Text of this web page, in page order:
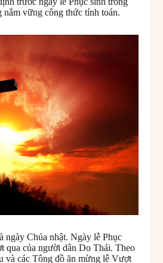
nắm vững công thức tính toán.
ngày Chúa nhật. Ngày lễ Phục
qua của người dân Do Thái. Theo
các Tông đồ ăn mừng lễ Vượt